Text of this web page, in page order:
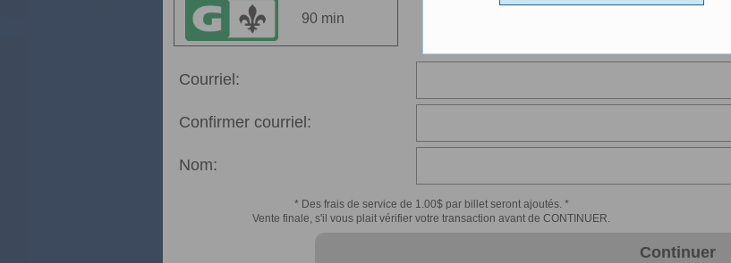
90 min
Courriel:
Confirmer courriel:
Nom:
* Des frais de service de 1.00$ par billet seront ajoutés. *
Vente finale, s'il vous plait vérifier votre transaction avant de CONTINUER.
Continuer